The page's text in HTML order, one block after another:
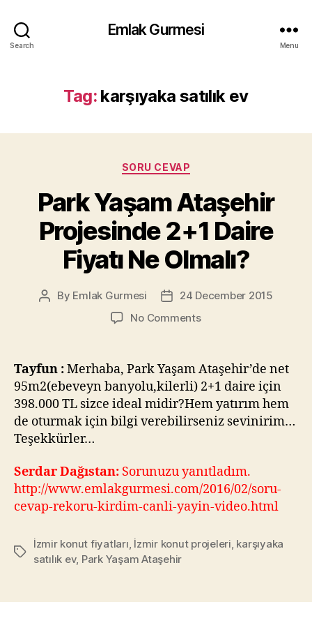
Search
Emlak Gurmesi
Menu
Tag: karşıyaka satılık ev
Categories
SORU CEVAP
Park Yaşam Ataşehir
Projesinde 2+1 Daire
Fiyatı Ne Olmalı?
Post
By Emlak Gurmesi
Post24 December 2015
No Commentson
Ataşehir
Projesinde
2+1
Daire
Fiyatı
Tayfun :Merhaba, Park Yaşam Ataşehir’de net
95m2(ebeveyn banyolu,kilerli) 2+1 daire için
398.000 TL sizce ideal midir?Hem yatırım hem
de oturmak için bilgi verebilirseniz sevinirim…
Teşekkürler…
Serdar Dağıstan: Sorunuzu yanıtladım.
http://www.emlakgurmesi.com/2016/02/soru-
cevap-rekoru-kirdim-canli-yayin-video.html
Tags
İzmir konut fiyatları, İzmir konut projeleri, karşıyaka
satılık ev, Park Yaşam Ataşehir